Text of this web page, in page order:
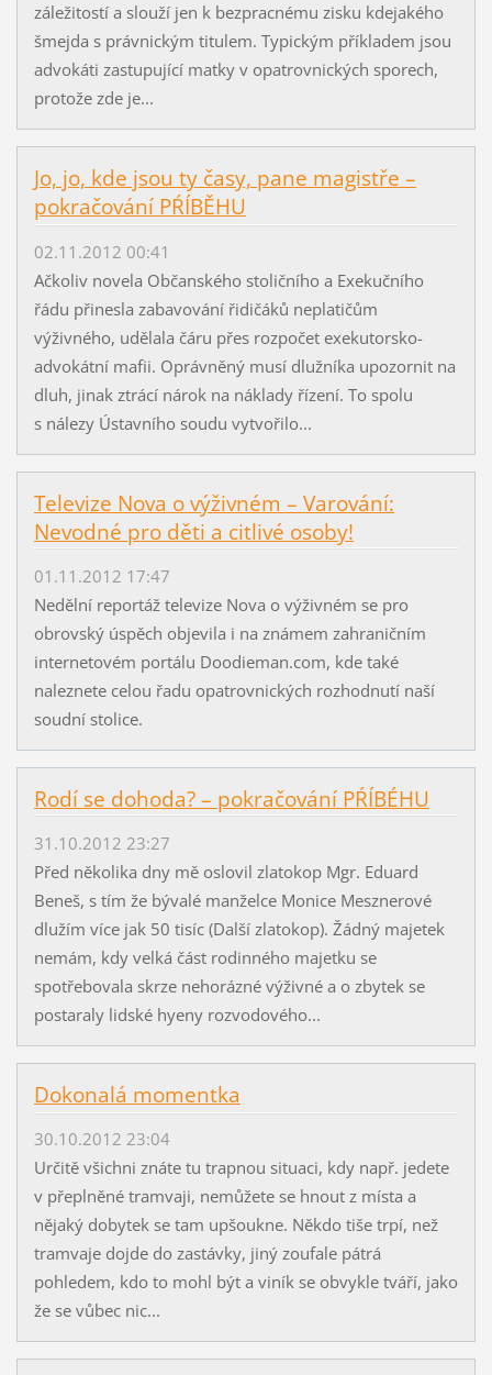
záležitostí a slouží jen k bezpracnému zisku kdejakého
šmejda s právnickým titulem. Typickým příkladem jsou
advokáti zastupující matky v opatrovnických sporech,
protože zde je...
Jo, jo, kde jsou ty časy, pane magistře –
pokračování PŔÍBĚHU
02.11.2012 00:41
Ačkoliv novela Občanského stoličního a Exekučního
řádu přinesla zabavování řidičáků neplatičům
výživného, udělala čáru přes rozpočet exekutorsko-
advokátní mafii. Oprávněný musí dlužníka upozornit na
dluh, jinak ztrácí nárok na náklady řízení. To spolu
s nálezy Ústavního soudu vytvořilo...
Televize Nova o výživném – Varování:
Nevodné pro děti a citlivé osoby!
01.11.2012 17:47
Nedělní reportáž televize Nova o výživném se pro
obrovský úspěch objevila i na známem zahraničním
internetovém portálu Doodieman.com, kde také
naleznete celou řadu opatrovnických rozhodnutí naší
soudní stolice.
Rodí se dohoda? – pokračování PŔÍBÉHU
31.10.2012 23:27
Před několika dny mě oslovil zlatokop Mgr. Eduard
Beneš, s tím že bývalé manželce Monice Mesznerové
dlužím více jak 50 tisíc (Další zlatokop). Žádný majetek
nemám, kdy velká část rodinného majetku se
spotřebovala skrze nehorázné výživné a o zbytek se
postaraly lidské hyeny rozvodového...
Dokonalá momentka
30.10.2012 23:04
Určitě všichni znáte tu trapnou situaci, kdy např. jedete
v přeplněné tramvaji, nemůžete se hnout z místa a
nějaký dobytek se tam upšoukne. Někdo tiše trpí, než
tramvaje dojde do zastávky, jiný zoufale pátrá
pohledem, kdo to mohl být a viník se obvykle tváří, jako
že se vůbec nic...